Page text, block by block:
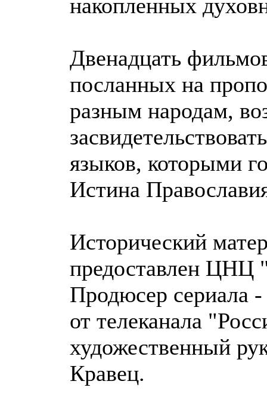
накопленных
Двенадцать
посланных на
разным народам,
языков, которыми
Истина
Исторический
предоставлен ЦНЦ
Продюсер сериала
от телеканала
художественный
Кравец.